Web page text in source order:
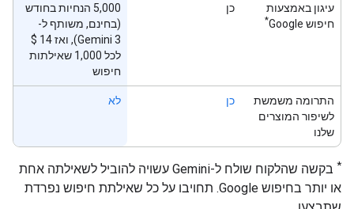
עיגון באמצעות
חיפוש Google
*
כן
‫5,000 הנחיות בחודש
(בחינם, משותף ל-
לכל 1,000 שאילתות
חיפוש
התרומה משמשת
לשיפור המוצרים
שלנו
כן לא
*
בקשה שהלקוח שולח ל-Gemini עשויה להוביל לשאילתה אחת
או יותר בחיפוש Google. תחויבו על כל שאילתת חיפוש נפרדת